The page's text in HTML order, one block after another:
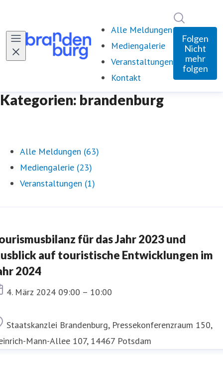
Alle Meldungen
Mediengalerie
Veranstaltungen
Kontakt
Folgen
Nicht
mehr
folgen
Kategorien: brandenburg
Alle Meldungen (63)
Mediengalerie (23)
Veranstaltungen (1)
für das Jahr 2023 und
auf touristische Entwicklungen im
2024
Termin
4. März 2024 09:00 – 10:00
Ort
Staatskanzlei Brandenburg, Pressekonferenzraum 150,
Mann-Allee 107, 14467 Potsdam